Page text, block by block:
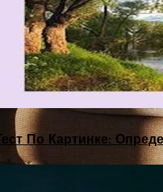
По Картинке: